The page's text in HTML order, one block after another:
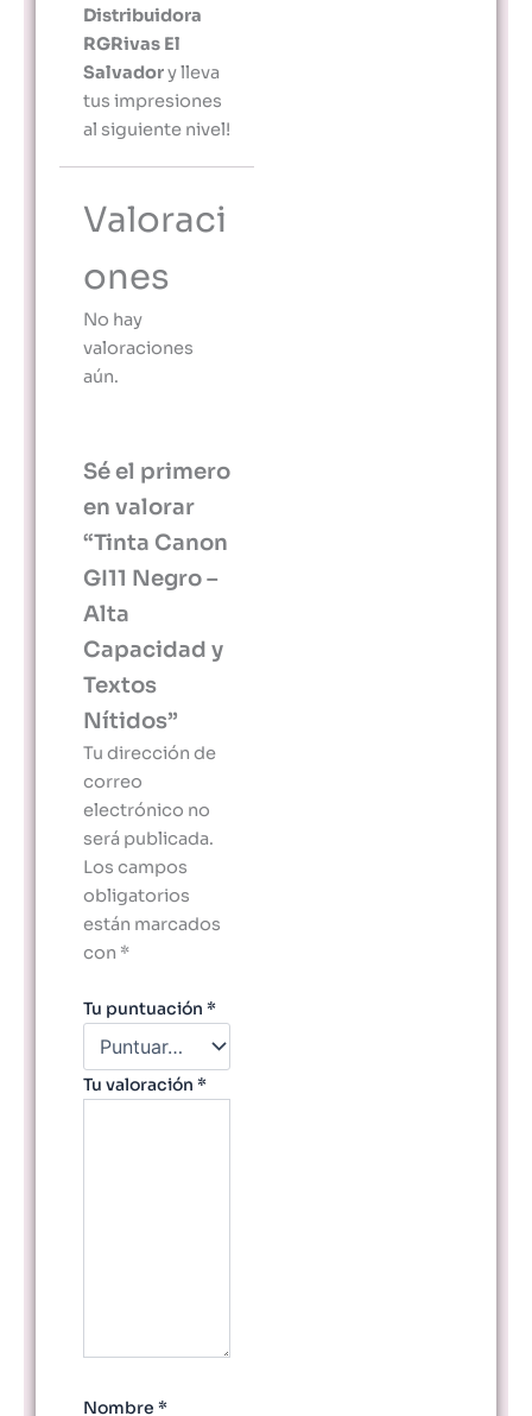
Distribuidora
RGRivas El
Salvadory lleva
tus impresiones
al siguiente nivel!
Valoraci
ones
No hay
valoraciones
aún.
Sé el primero
en valorar
“Tinta Canon
GI11 Negro –
Alta
Capacidad y
Textos
Nítidos”
Tu dirección de
correo
electrónico no
será publicada.
Los campos
obligatorios
están marcados
con *
Tu puntuación *
Tu valoración *
Nombre *